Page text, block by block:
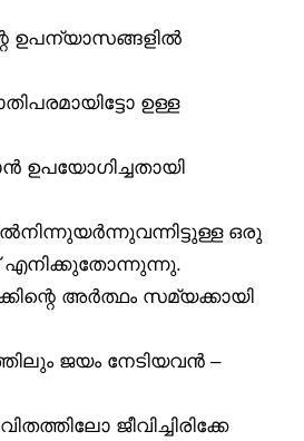
ഉപന്യാസങ്ങളിൽ
ഉള്ള
ഉപയോഗിച്ചതായി
ഒരു
അർത്ഥം സമ്യക്കായി
ജയം നേടിയവൻ –
ജീവിച്ചിരിക്കേ